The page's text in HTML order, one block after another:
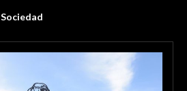
Sociedad